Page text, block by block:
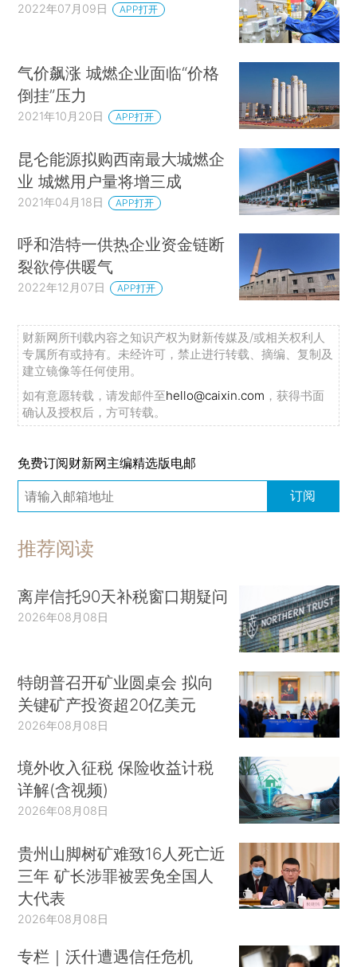
2022年07月09日 APP打开
气价飙涨 城燃企业面临“价格
倒挂”压力
2021年10月20日 APP打开
昆仑能源拟购西南最大城燃企
业 城燃用户量将增三成
2021年04月18日 APP打开
呼和浩特一供热企业资金链断
裂欲停供暖气
2022年12月07日 APP打开
财新网所刊载内容之知识产权为财新传媒及/或相关权利人
专属所有或持有。未经许可，禁止进行转载、摘编、复制及
建立镜像等任何使用。
如有意愿转载，请发邮件至hello@caixin.com ，获得书面
确认及授权后，方可转载。
免费订阅财新网主编精选版电邮
订阅
推荐阅读
离岸信托90天补税窗口期疑问
2026年08月08日
特朗普召开矿业圆桌会 拟向
关键矿产投资超20亿美元
2026年08月08日
境外收入征税 保险收益计税
详解(含视频)
2026年08月08日
贵州山脚树矿难致16人死亡近
三年 矿长涉罪被罢免全国人
大代表
2026年08月08日
专栏｜沃什遭遇信任危机